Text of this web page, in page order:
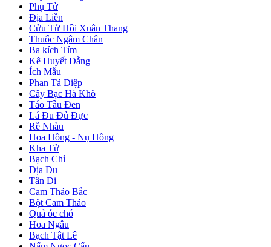
Phụ Tử
Địa Liền
Cửu Tử Hồi Xuân Thang
Thuốc Ngâm Chân
Ba kích Tím
Kê Huyết Đằng
Ích Mẫu
Phan Tả Diệp
Cây Bạc Hà Khô
Táo Tầu Đen
Lá Đu Đủ Đực
Rễ Nhàu
Hoa Hồng - Nụ Hồng
Kha Tử
Bạch Chỉ
Địa Du
Tân Di
Cam Thảo Bắc
Bột Cam Thảo
Quả óc chó
Hoa Ngâu
Bạch Tật Lê